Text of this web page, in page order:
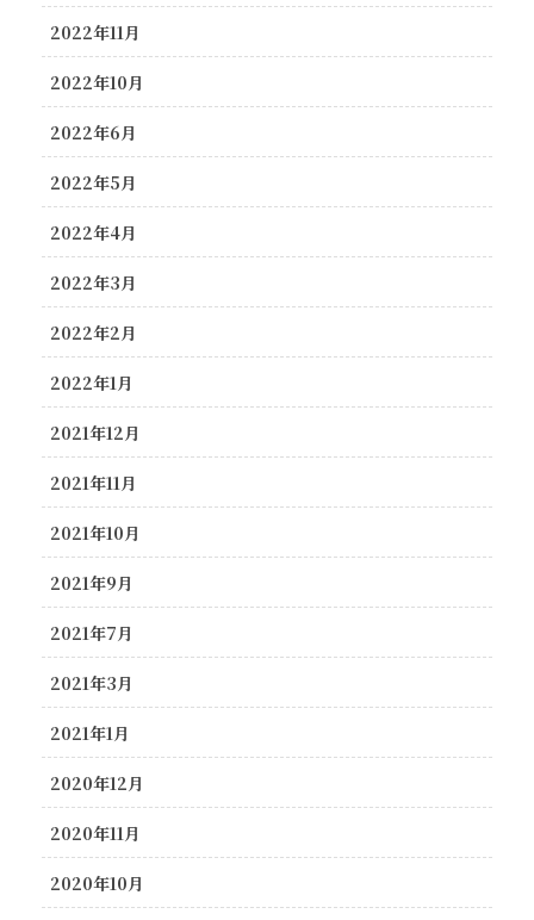
2022年11月
2022年10月
2022年6月
2022年5月
2022年4月
2022年3月
2022年2月
2022年1月
2021年12月
2021年11月
2021年10月
2021年9月
2021年7月
2021年3月
2021年1月
2020年12月
2020年11月
2020年10月